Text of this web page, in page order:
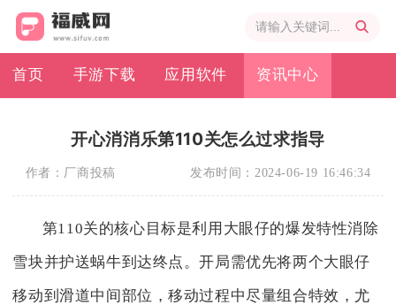
首页 手游下载 应用软件 资讯中心
开心消消乐第110关怎么过求指导
作者： 厂商投稿 发布时间： 2024-06-19 16:46:34
第110关的核心目标是利用大眼仔的爆发特性消除
雪块并护送蜗牛到达终点。开局需优先将两个大眼仔
移动到滑道中间部位，移动过程中尽量组合特效，尤